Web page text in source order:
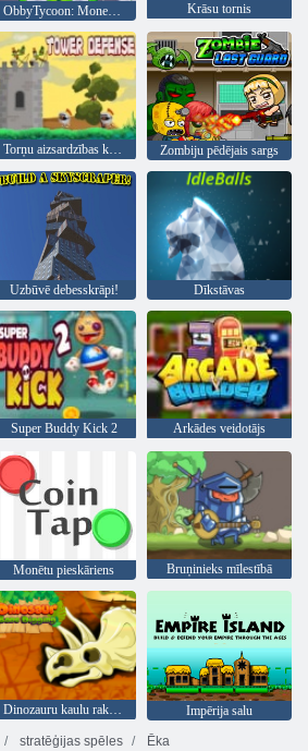
ObbyTycoon: Money Tycoon Krāsu tornis
Torņu aizsardzības karalis Zombiju pēdējais sargs
Uzbūvē debesskrāpi! Dīkstāvas
Super Buddy Kick 2 Arkādes veidotājs
Monētu pieskāriens Bruņinieks mīlestībā
Dinozauru kaulu rakšana
Impērija salu
stratēģijas spēles
Ēka